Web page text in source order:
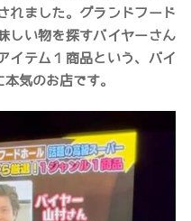
れました。グランドフード
しい物を探すバイヤーさん
イテム１商品という、バイ
気のお店です。